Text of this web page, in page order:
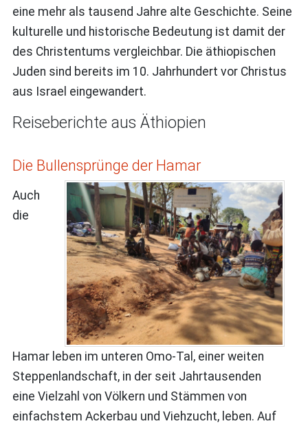
eine mehr als tausend Jahre alte Geschichte. Seine
kulturelle und historische Bedeutung ist damit der
des Christentums vergleichbar. Die äthiopischen
Juden sind bereits im 10. Jahrhundert vor Christus
aus Israel eingewandert.
Reiseberichte aus Äthiopien
Die Bullensprünge der Hamar
Auch
die
Hamar leben im unteren Omo-Tal, einer weiten
Steppenlandschaft, in der seit Jahrtausenden
eine Vielzahl von Völkern und Stämmen von
einfachstem Ackerbau und Viehzucht, leben. Auf